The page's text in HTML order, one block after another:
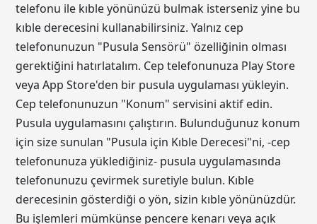
telefonu ile kıble yönünüzü bulmak isterseniz yine bu
kıble derecesini kullanabilirsiniz. Yalnız cep
telefonunuzun "Pusula Sensörü" özelliğinin olması
gerektiğini hatırlatalım. Cep telefonunuza Play Store
veya App Store'den bir pusula uygulaması yükleyin.
Cep telefonunuzun "Konum" servisini aktif edin.
Pusula uygulamasını çalıştırın. Bulunduğunuz konum
için size sunulan "Pusula için Kıble Derecesi"ni, -cep
telefonunuza yüklediğiniz- pusula uygulamasında
telefonunuzu çevirmek suretiyle bulun. Kıble
derecesinin gösterdiği o yön, sizin kıble yönünüzdür.
Bu işlemleri mümkünse pencere kenarı veya açık